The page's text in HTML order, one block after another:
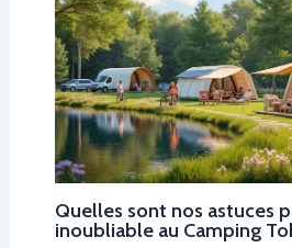
Quelles sont nos astuces
inoubliable au Camping